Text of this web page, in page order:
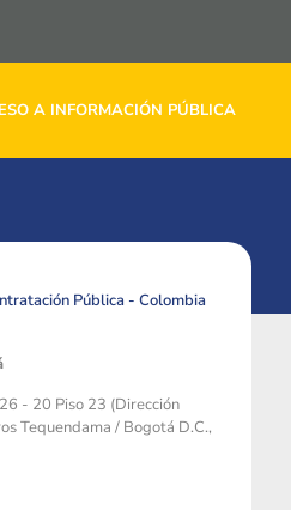
A INFORMACIÓN PÚBLICA
Pública - Colombia
- 20 Piso 23 (Dirección
Tequendama / Bogotá D.C.,